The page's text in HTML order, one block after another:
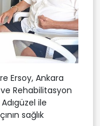
Ersoy, Ankara
Rehabilitasyon
ile
sağlık